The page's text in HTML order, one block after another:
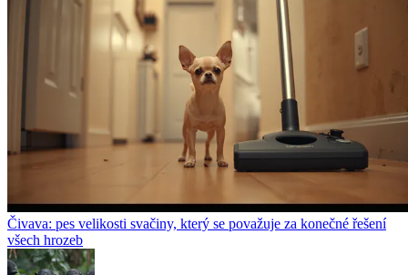
Čivava: pes velikosti svačiny, který se považuje za konečné řešení
všech hrozeb